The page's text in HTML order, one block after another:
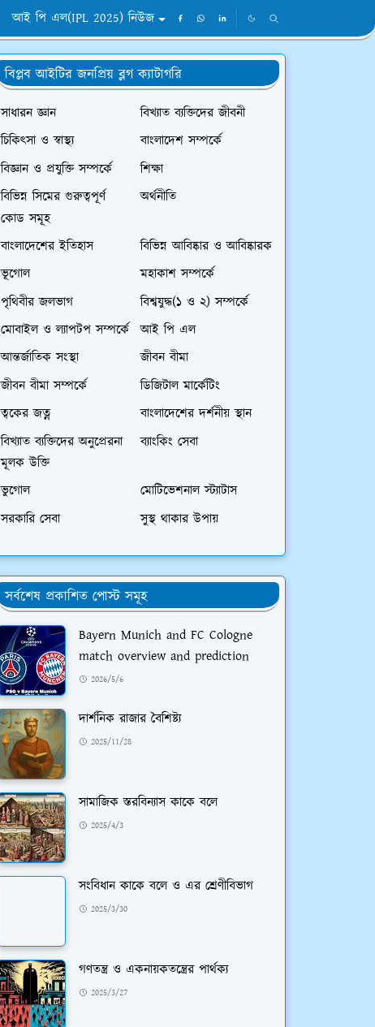
আই পি এল(IPL 2025) নিউজ
বিপ্লব আইটির জনপ্রিয় ব্লগ ক্যাটাগরি
সাধারন জ্ঞান
বিখ্যাত ব্যক্তিদের জীবনী
চিকিৎসা ও স্বাস্থ্য
বাংলাদেশ সম্পর্কে
বিজ্ঞান ও প্রযুক্তি সম্পর্কে
শিক্ষা
বিভিন্ন সিমের গুরুত্বপূর্ণ
কোড সমূহ
অর্থনীতি
বাংলাদেশের ইতিহাস
বিভিন্ন আবিষ্কার ও আবিষ্কারক
ভূগোল
মহাকাশ সম্পর্কে
পৃথিবীর জলভাগ
বিশ্বযুদ্ধ(১ ও ২) সম্পর্কে
মোবাইল ও ল্যাপটপ সম্পর্কে আই পি এল
আন্তর্জাতিক সংস্থা
জীবন বীমা
জীবন বীমা সম্পর্কে
ডিজিটাল মার্কেটিং
ত্বকের জত্ন
বাংলাদেশের দর্শনীয় স্থান
বিখ্যাত ব্যক্তিদের অনুপ্রেরনা
মূলক উক্তি
ব্যাংকিং সেবা
ভুগোল
মোটিভেশনাল স্ট্যাটাস
সরকারি সেবা
সুস্থ থাকার উপায়
সর্বশেষ প্রকাশিত পোস্ট সমূহ
Bayern Munich and FC Cologne
match overview and prediction
2026/5/6
দার্শনিক রাজার বৈশিষ্ট্য
2025/11/28
সামাজিক স্তরবিন্যাস কাকে বলে
2025/4/3
সংবিধান কাকে বলে ও এর শ্রেণীবিভাগ
2025/3/30
গণতন্ত্র ও একনায়কতন্ত্রের পার্থক্য
2025/3/27